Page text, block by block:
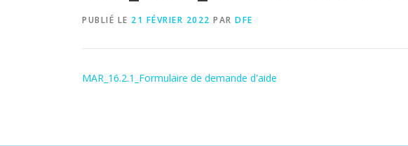
PUBLIÉ LE 21 FÉVRIER 2022 PAR DFE
MAR_16.2.1_Formulaire de demande d'aide